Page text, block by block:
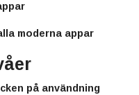
moderna appar
på användning